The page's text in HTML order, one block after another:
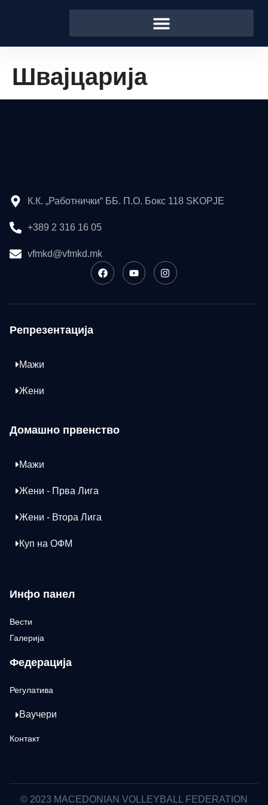
Швајцарија
К.К. „Работнички“ ББ. П.О. Бокс 118 SKOPJE
+389 2 316 16 05
vfmkd@vfmkd.mk
Репрезентација
Мажи
Жени
Домашно првенство
Мажи
Жени - Прва Лига
Жени - Втора Лига
Куп на ОФМ
Инфо панел
Вести
Галерија
Федерација
Регулатива
Ваучери
Контакт
© 2023 MACEDONIAN VOLLEYBALL FEDERATION